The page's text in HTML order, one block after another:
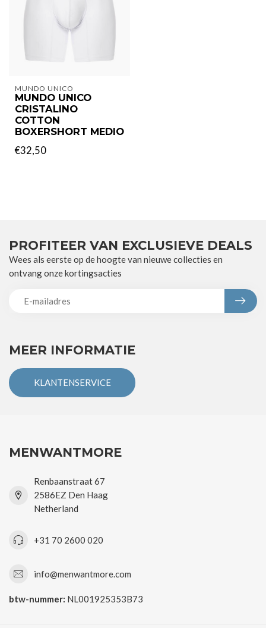
MUNDO UNICO
MUNDO UNICO
CRISTALINO
COTTON
BOXERSHORT MEDIO
€32,50
MEER INFORMATIE
KLANTENSERVICE
PROFITEER VAN EXCLUSIEVE DEALS
Wees als eerste op de hoogte van nieuwe collecties en
ontvang onze kortingsacties
MENWANTMORE
Renbaanstraat 67
2586EZ Den Haag
Netherland
+31 70 2600 020
info@menwantmore.com
btw-nummer: NL001925353B73